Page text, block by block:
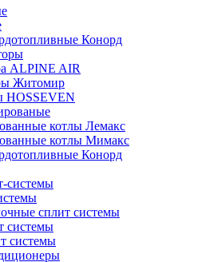
Конорд
ALPINE AIR
Житомир
HOSSEVEN
котлы Лемакс
котлы Мимакс
Конорд
системы
сплит системы
системы
системы